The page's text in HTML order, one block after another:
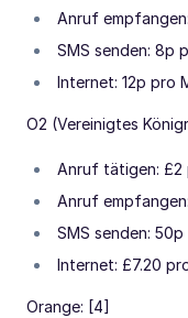
Anruf
SMS senden: 8p
Internet: 12p pro
O2 (Vereinigtes
Anruf tätigen: £2
Anruf
SMS senden: 50p
Internet: £7.20
Orange: [4]